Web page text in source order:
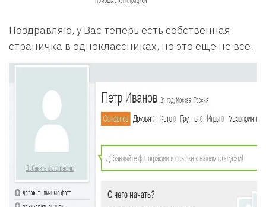
Поздравляю, у Вас теперь есть собственная
страничка в одноклассниках, но это еще не все.